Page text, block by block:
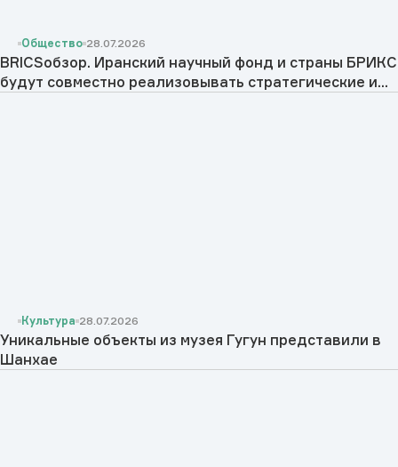
Общество 28.07.2026
BRICSобзор. Иранский научный фонд и страны БРИКС
будут совместно реализовывать стратегические и...
Культура 28.07.2026
Уникальные объекты из музея Гугун представили в
Шанхае